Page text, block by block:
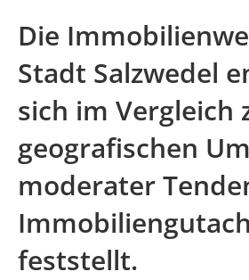
Die
Stadt Salzwedel
sich im Vergleich
geografischen
moderater
feststellt.